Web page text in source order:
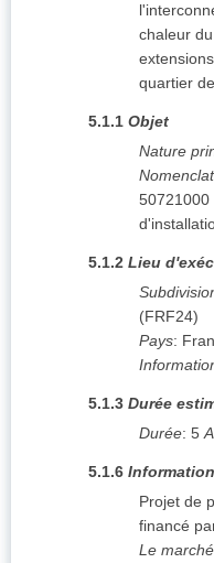
chaleur
quartier
5.1.1 Objet
Nature
50721000
5.1.2 Lieu
(FRF24)
Pays:
5.1.3 Durée
Durée: 5
5.1.6
Projet de
financé
Le